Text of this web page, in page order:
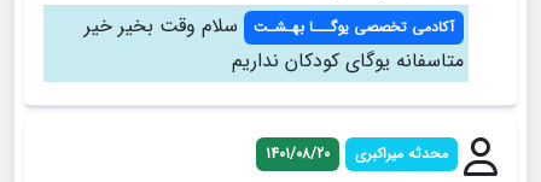
آکادمی تخصصی یوگـــا بهـشـت
سلام وقت بخير خير
متاسفانه يوگاي كودكان نداريم
محدثه میراکبری 1401/08/20